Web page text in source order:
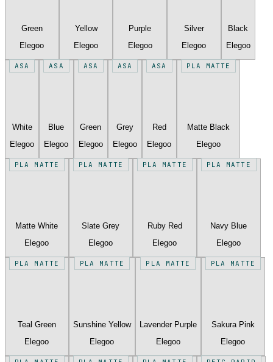
Green
Elegoo
Yellow
Elegoo
Purple
Elegoo
Silver
Elegoo
Black
Elegoo
ASA
White
Elegoo
ASA
Blue
Elegoo
ASA
Green
Elegoo
ASA
Grey
Elegoo
ASA
Red
Elegoo
PLA MATTE
Matte Black
Elegoo
PLA MATTE
Matte White
Elegoo
PLA MATTE
Slate Grey
Elegoo
PLA MATTE
Ruby Red
Elegoo
PLA MATTE
Navy Blue
Elegoo
PLA MATTE
Teal Green
Elegoo
PLA MATTE
Sunshine Yellow
Elegoo
PLA MATTE
Lavender Purple
Elegoo
PLA MATTE
Sakura Pink
Elegoo